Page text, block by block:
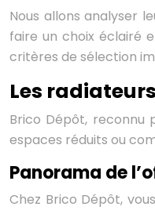
Nous allons analyser
faire un choix éclairé
critères de sélection
Les
Brico Dépôt, reconnu
espaces réduits ou
Panorama de
Chez Brico Dépôt,